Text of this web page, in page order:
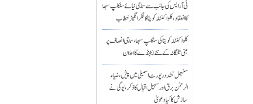
ٹی آر ایس کی جانب سے سماجی نیائے سنکلپ سبھا
کا انعقاد، کلواکنٹلہ کویتا کا فکر انگیز خطاب
کلواکنٹلہ کویتا کی سنکلپ سبھا، سماجی انصاف پر
مبنی تلنگانہ کے نئے ایجنڈے کا اعلان
سنبھل تشدد رپورٹ اسمبلی میں پیش، ضیاء
الرحمٰن برق اور سہیل اقبال کا ذکر، یوگی نے
سازش کا کیا دعویٰ